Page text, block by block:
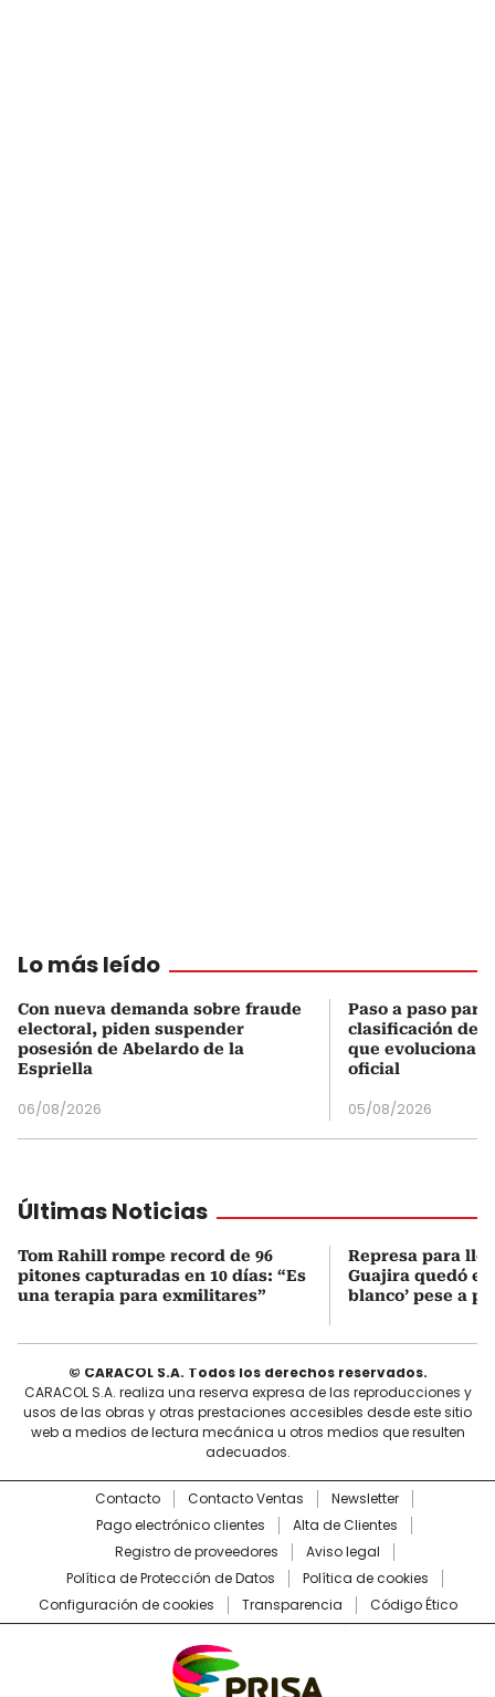
Lo más leído
Con nueva demanda sobre fraude
electoral, piden suspender
posesión de Abelardo de la
Espriella
06/08/2026
Paso a paso
clasificación del
que evoluciona
oficial
05/08/2026
Últimas Noticias
Tom Rahill rompe record de 96
pitones capturadas en 10 días: “Es
una terapia para exmilitares”
Represa para
Guajira quedó en
blanco’ pese a
© CARACOL S.A. Todos los derechos reservados.
CARACOL S.A. realiza una reserva expresa de las reproducciones y
usos de las obras y otras prestaciones accesibles desde este sitio
web a medios de lectura mecánica u otros medios que resulten
adecuados.
Contacto Contacto Ventas
Newsletter
Pago electrónico clientes
Alta de Clientes
Registro de proveedores
Aviso legal
Política de Protección de Datos
Política de cookies
Configuración de cookies
Transparencia Código Ético